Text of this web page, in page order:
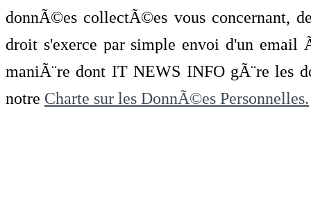
donnÃ©es collectÃ©es vous concernant,
droit s'exerce par simple envoi d'un
maniÃ¨re dont IT NEWS INFO gÃ¨re les
notre Charte sur les DonnÃ©es Personnelles.